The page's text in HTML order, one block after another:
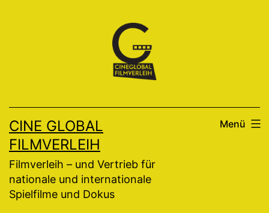
CINE GLOBAL
FILMVERLEIH
Filmverleih – und Vertrieb für
nationale und internationale
Spielfilme und Dokus
Menü